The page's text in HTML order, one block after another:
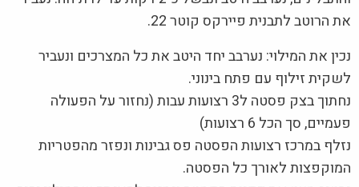
את הרוטב לתבנית פיירקס קוטר 22.
נכין את המילוי: נערבב יחד היטב את כל המצרכים ונעביר
לשקית זילוף עם פתח בינוני.
נחתוך בצק פסטה ל3 רצועות עבות (נחזור על הפעולה
פעמיים, סך הכל 6 רצועות)
נזלף במרכז רצועות הפסטה פס גבינות ונפזר מהפטריות
המוקפצות לאורך כל הפסטה.